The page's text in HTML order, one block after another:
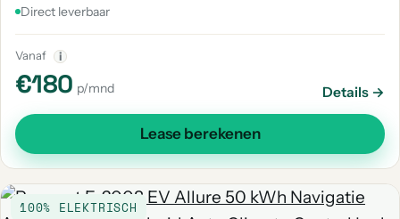
Direct leverbaar
Vanaf i
€180 p/mnd Details →
Lease berekenen
100% ELEKTRISCH